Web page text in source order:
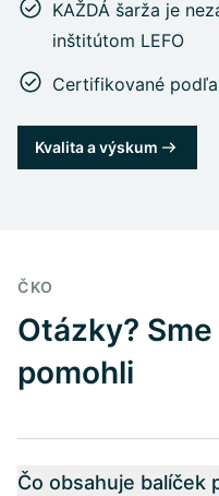
KAŽDÁ šarža je
inštitútom LEFO
Certifikované
Kvalita a výskum
ČKO
Otázky?
pomohli
Čo obsahuje balíček